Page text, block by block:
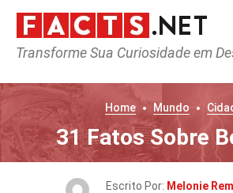
Transforme Sua Curiosidade em
Home Mundo
31 Fatos Sobre
Escrito Por: Melonie